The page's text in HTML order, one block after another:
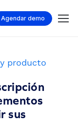
Agendar demo
producto
sus